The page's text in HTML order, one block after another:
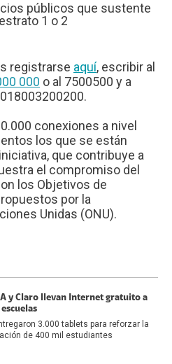
públicos que sustente
1 o 2
registrarse aquí, escribir al
000 o al 7500500 y a
conexiones a nivel
los que se están
que contribuye a
el compromiso del
los Objetivos de
por la
Unidas (ONU).
y Claro llevan Internet gratuito a
3.000 tablets para reforzar la
de 400 mil estudiantes